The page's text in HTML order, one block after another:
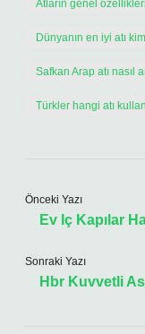
Atların genel
Dünyanın en iyi atı
Safkan Arap atı nasıl
Türkler hangi atı
Önceki Yazı
Ev Iç Kapılar
Sonraki Yazı
Hbr Kuvvetli